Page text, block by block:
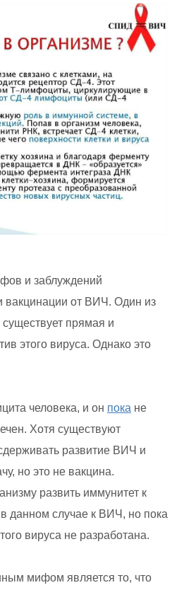
и заблуждений
вакцинации от ВИЧ. Один из
существует прямая и
этого вируса. Однако это
человека, и он пока не
Хотя существуют
развитие ВИЧ и
но это не вакцина.
развить иммунитет к
данном случае к ВИЧ, но пока
вируса не разработана.
мифом является то, что